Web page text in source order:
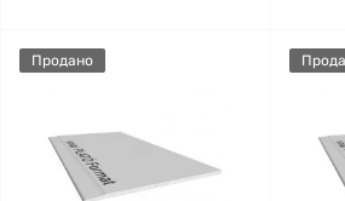
Продано